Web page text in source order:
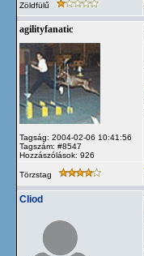
Zöldfülű
agilityfanatic
Tagság: 2004-02-06 10:41:56
Tagszám: #8547
Hozzászólások: 926
Törzstag
Cliod